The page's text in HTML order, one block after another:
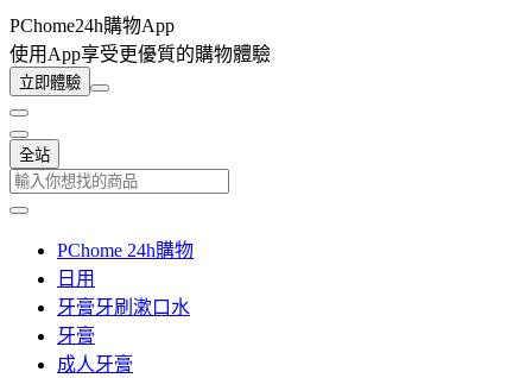
PChome24h購物App
使用App享受更優質的購物體驗
立即體驗
全站
PChome 24h購物
日用
牙膏牙刷漱口水
牙膏
成人牙膏